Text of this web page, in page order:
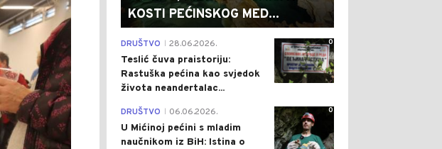
KOSTI PEĆINSKOG MED...
0
DRUŠTVO 28.06.2026.
Teslić čuva praistoriju:
Rastuška pećina kao svjedok
života neandertalac...
0
DRUŠTVO 06.06.2026.
U Mićinoj pećini s mladim
naučnikom iz BiH: Istina o